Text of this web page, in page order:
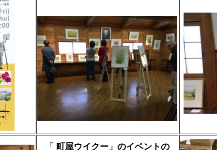
「 町屋ウイクー」のイベントの